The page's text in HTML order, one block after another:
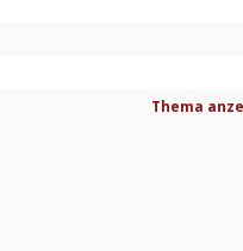
Thema